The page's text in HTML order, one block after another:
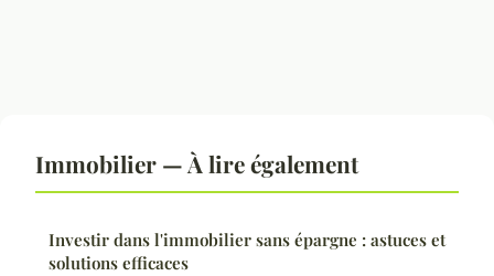
Immobilier — À lire également
Investir dans l'immobilier sans épargne : astuces et
solutions efficaces